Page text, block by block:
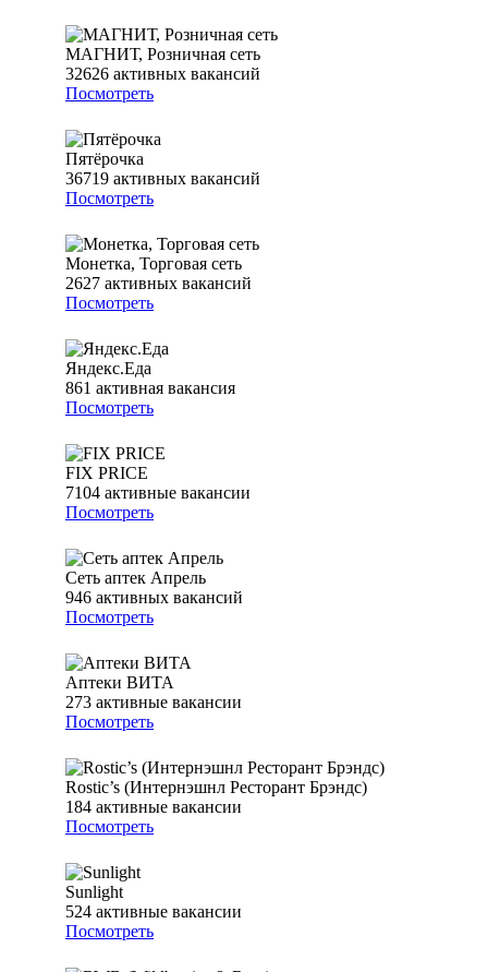
МАГНИТ, Розничная сеть
32626 активных вакансий
Посмотреть
Пятёрочка
36719 активных вакансий
Посмотреть
Монетка, Торговая сеть
2627 активных вакансий
Посмотреть
Яндекс.Еда
861 активная вакансия
Посмотреть
FIX PRICE
7104 активные вакансии
Посмотреть
Сеть аптек Апрель
946 активных вакансий
Посмотреть
Аптеки ВИТА
273 активные вакансии
Посмотреть
Rostic’s (Интернэшнл Ресторант Брэндс)
184 активные вакансии
Посмотреть
Sunlight
524 активные вакансии
Посмотреть